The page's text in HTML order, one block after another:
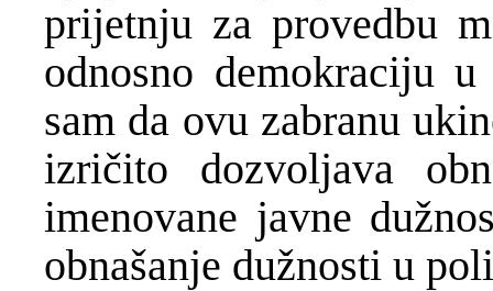
prijetnju za provedbu
odnosno demokraciju
sam da ovu zabranu
izričito dozvoljava
imenovane javne
obnašanje dužnosti u